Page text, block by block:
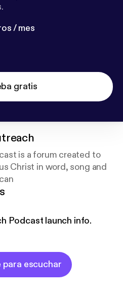
/ mes
gratis
is a forum created to
Christ in word, song and
Podcast launch info.
para escuchar